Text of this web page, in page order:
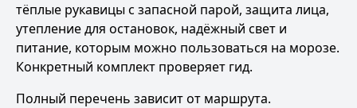
тёплые рукавицы с запасной парой, защита лица,
утепление для остановок, надёжный свет и
питание, которым можно пользоваться на морозе.
Конкретный комплект проверяет гид.
Полный перечень зависит от маршрута.